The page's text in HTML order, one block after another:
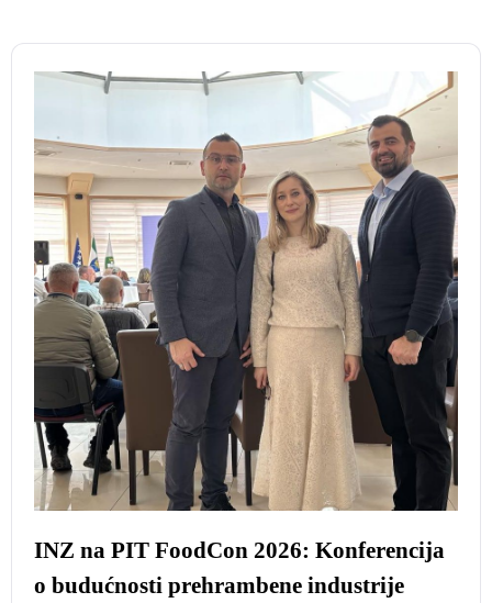
INZ na PIT FoodCon 2026: Konferencija
o budućnosti prehrambene industrije